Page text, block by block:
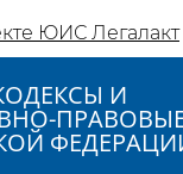
ЮИС Легалакт
И